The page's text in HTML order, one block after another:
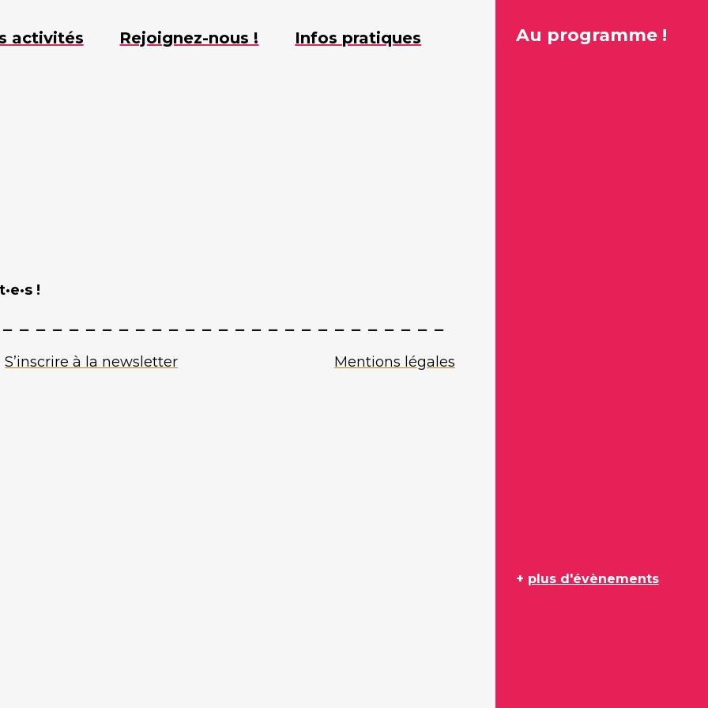
activités Rejoignez-nous ! Infos pratiques
!
S’inscrire à la newsletter Mentions légales
Au programme !
+ plus d'évènements